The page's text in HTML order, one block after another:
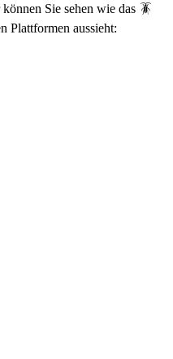
Sie sehen wie das 🪳
Plattformen aussieht: